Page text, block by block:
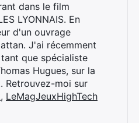
dans le film
LYONNAIS. En
d'un ouvrage
J'ai récemment
que spécialiste
Hugues, sur la
Retrouvez-moi sur
, LeMagJeuxHighTech